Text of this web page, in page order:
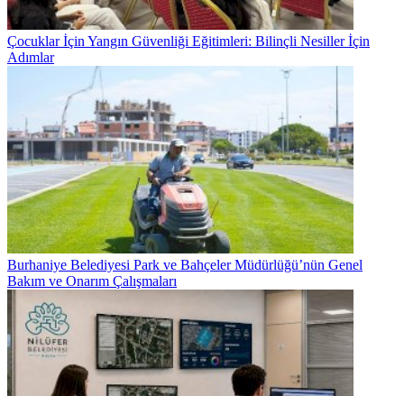
Çocuklar İçin Yangın Güvenliği Eğitimleri: Bilinçli Nesiller İçin
Adımlar
Burhaniye Belediyesi Park ve Bahçeler Müdürlüğü’nün Genel
Bakım ve Onarım Çalışmaları